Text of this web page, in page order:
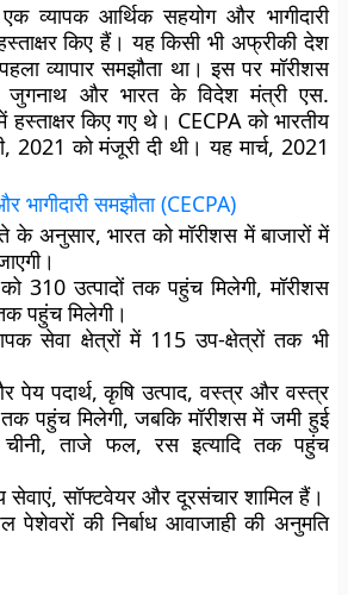
व्यापक आर्थिक सहयोग और भागीदारी
किए हैं। यह किसी भी अफ्रीकी देश
व्यापार समझौता था। इस पर मॉरीशस
जुगनाथ और भारत के विदेश मंत्री एस.
किए गए थे। CECPA को भारतीय
2021 को मंजूरी दी थी। यह मार्च, 2021
भागीदारी समझौता (CECPA)
के अनुसार, भारत को मॉरीशस में बाजारों में
310 उत्पादों तक पहुंच मिलेगी, मॉरीशस
पहुंच मिलेगी।
सेवा क्षेत्रों में 115 उप-क्षेत्रों तक भी
पेय पदार्थ, कृषि उत्पाद, वस्त्र और वस्त्र
पहुंच मिलेगी, जबकि मॉरीशस में जमी हुई
ताजे फल, रस इत्यादि तक पहुंच
सेवाएं, सॉफ्टवेयर और दूरसंचार शामिल हैं।
की निर्बाध आवाजाही की अनुमति